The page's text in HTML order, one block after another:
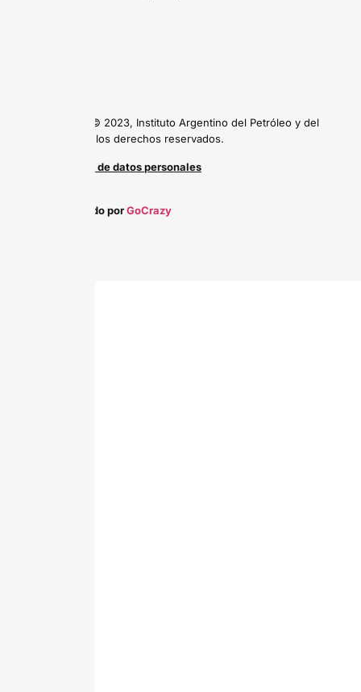
Copyright © 2023, Instituto Argentino del Petróleo y del
Gas, todos los derechos reservados.
Protección de datos personales
Desarrollado porGoCrazy